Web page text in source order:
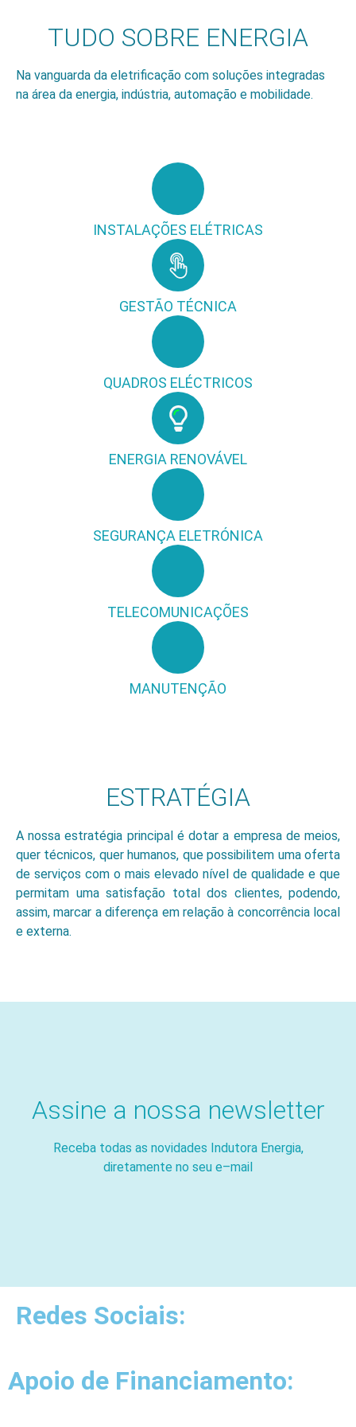
TUDO SOBRE ENERGIA
Na vanguarda da eletrificação com soluções integradas
na área da energia, indústria, automação e mobilidade.
INSTALAÇÕES ELÉTRICAS
GESTÃO TÉCNICA
QUADROS ELÉCTRICOS
ENERGIA RENOVÁVEL
SEGURANÇA ELETRÓNICA
TELECOMUNICAÇÕES
MANUTENÇÃO
ESTRATÉGIA
A nossa estratégia principal é dotar a empresa de meios,
quer técnicos, quer humanos, que possibilitem uma oferta
de serviços com o mais elevado nível de qualidade e que
permitam uma satisfação total dos clientes, podendo,
assim, marcar a diferença em relação à concorrência local
e externa.
Assine a nossa newsletter
Receba todas as novidades Indutora Energia,
diretamente no seu e–mail
Redes Sociais:
Apoio de Financiamento: